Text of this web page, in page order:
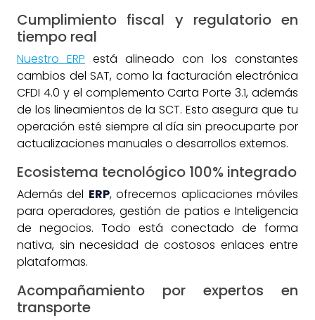
Cumplimiento fiscal y regulatorio en
tiempo real
Nuestro ERP está alineado con los constantes
cambios del SAT, como la facturación electrónica
CFDI 4.0 y el complemento Carta Porte 3.1, además
de los lineamientos de la SCT. Esto asegura que tu
operación esté siempre al día sin preocuparte por
actualizaciones manuales o desarrollos externos.
Ecosistema tecnológico 100% integrado
Además del ERP, ofrecemos aplicaciones móviles
para operadores, gestión de patios e Inteligencia
de negocios. Todo está conectado de forma
nativa, sin necesidad de costosos enlaces entre
plataformas.
Acompañamiento por expertos en
transporte